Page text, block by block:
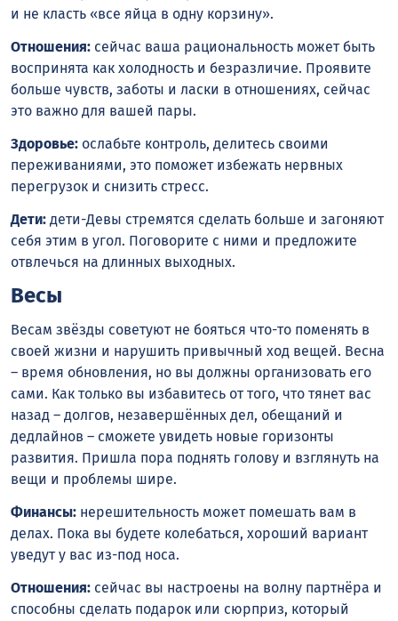
и не класть «все яйца в одну корзину».
Отношения: сейчас ваша рациональность может быть
воспринята как холодность и безразличие. Проявите
больше чувств, заботы и ласки в отношениях, сейчас
это важно для вашей пары.
Здоровье: ослабьте контроль, делитесь своими
переживаниями, это поможет избежать нервных
перегрузок и снизить стресс.
Дети: дети-Девы стремятся сделать больше и загоняют
себя этим в угол. Поговорите с ними и предложите
отвлечься на длинных выходных.
Весы
Весам звёзды советуют не бояться что-то поменять в
своей жизни и нарушить привычный ход вещей. Весна
– время обновления, но вы должны организовать его
сами. Как только вы избавитесь от того, что тянет вас
назад – долгов, незавершённых дел, обещаний и
дедлайнов – сможете увидеть новые горизонты
развития. Пришла пора поднять голову и взглянуть на
вещи и проблемы шире.
Финансы: нерешительность может помешать вам в
делах. Пока вы будете колебаться, хороший вариант
уведут у вас из-под носа.
Отношения: сейчас вы настроены на волну партнёра и
способны сделать подарок или сюрприз, который